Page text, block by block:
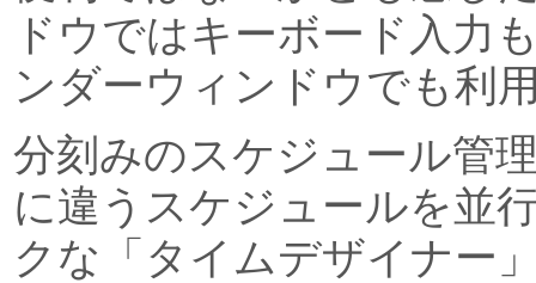
ドウではキーボード入力
ンダーウィンドウでも利
分刻みのスケジュール管
に違うスケジュールを並
クな「タイムデザイナー